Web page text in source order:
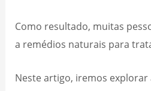
Como resultado, muitas
a remédios naturais para
Neste artigo, iremos explorar